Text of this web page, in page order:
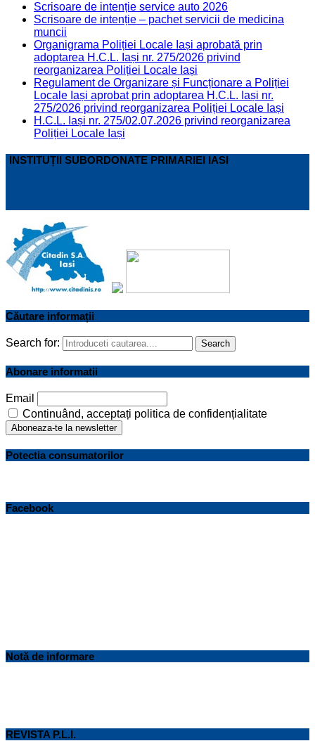
Scrisoare de intenție service auto 2026
Scrisoare de intenție – pachet servicii de medicina
muncii
Organigrama Poliției Locale Iași aprobată prin
adoptarea H.C.L. Iași nr. 275/2026 privind
reorganizarea Poliției Locale Iași
Regulament de Organizare și Funcționare a Poliției
Locale Iași aprobat prin adoptarea H.C.L. Iași nr.
275/2026 privind reorganizarea Poliției Locale Iași
H.C.L. Iași nr. 275/02.07.2026 privind reorganizarea
Poliției Locale Iași
INSTITUȚII SUBORDONATE PRIMARIEI IASI
Căutare informații
Search for: Search
Abonare informatii
Email
Continuând, acceptați politica de confidențialitate
Potectia consumatorilor
Facebook
Notă de informare
REVISTA P.L.I.